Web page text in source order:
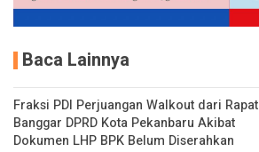
Baca Lainnya
Fraksi PDI Perjuangan Walkout dari Rapat
Banggar DPRD Kota Pekanbaru Akibat
Dokumen LHP BPK Belum Diserahkan